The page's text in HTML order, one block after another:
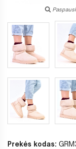
Prekės kodas: